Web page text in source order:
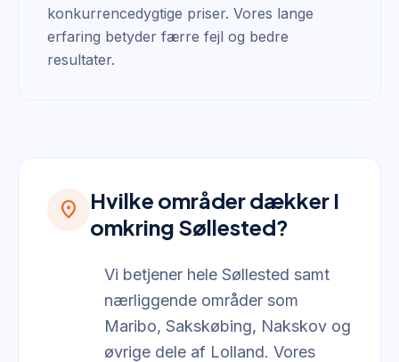
konkurrencedygtige priser. Vores lange
erfaring betyder færre fejl og bedre
resultater.
location_on
Hvilke områder dækker I
omkring Søllested?
Vi betjener hele Søllested samt
nærliggende områder som
Maribo, Sakskøbing, Nakskov og
øvrige dele af Lolland. Vores